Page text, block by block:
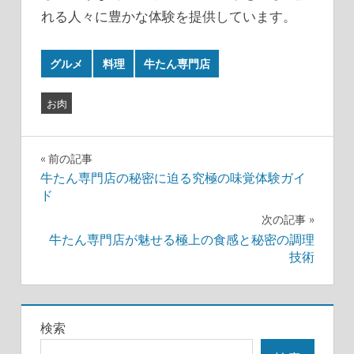
れる人々に豊かな体験を提供しています。
グルメ 料理 牛たん専門店
お肉
投
稿
ゲ
ー
シ
前の記事
牛たん専門店の秘密に迫る究極の味覚体験ガイ
ド
次の記事
牛たん専門店が魅せる極上の食感と秘密の調理
技術
検索